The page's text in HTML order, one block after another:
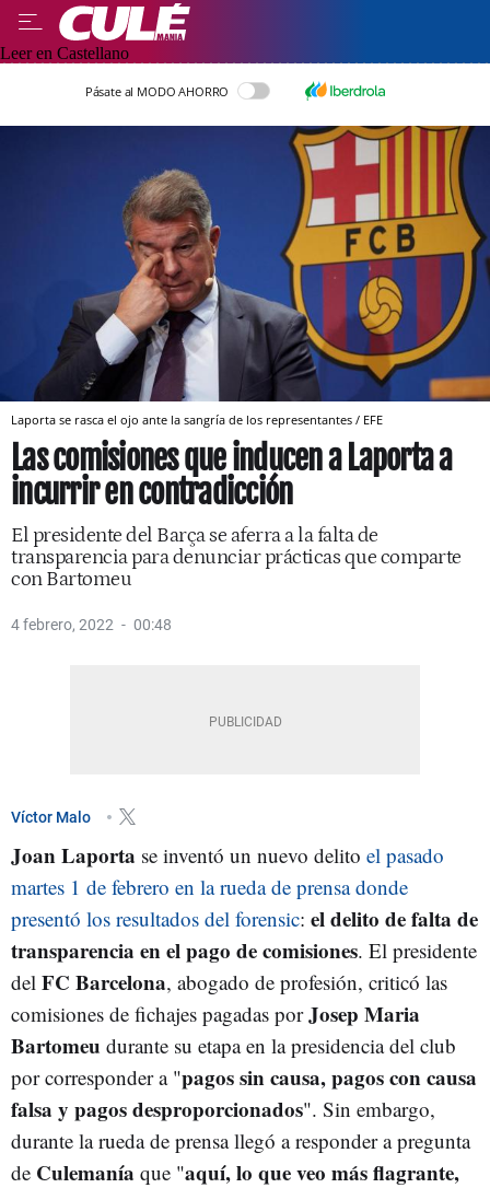
Leer en Castellano
Pásate al MODO AHORRO
Laporta se rasca el ojo ante la sangría de los representantes / EFE
Las comisiones que inducen a Laporta a
incurrir en contradicción
El presidente del Barça se aferra a la falta de
transparencia para denunciar prácticas que comparte
con Bartomeu
4 febrero, 2022 00:48
Víctor Malo
Joan Laporta se inventó un nuevo delito el pasado
martes 1 de febrero en la rueda de prensa donde
presentó los resultados del forensic: el delito de falta de
transparencia en el pago de comisiones. El presidente
del FC Barcelona, abogado de profesión, criticó las
comisiones de fichajes pagadas porJosep Maria
Bartomeu durante su etapa en la presidencia del club
por corresponder a "pagos sin causa, pagos con causa
falsa y pagos desproporcionados". Sin embargo,
durante la rueda de prensa llegó a responder a pregunta
de Culemanía que "aquí, lo que veo más flagrante,